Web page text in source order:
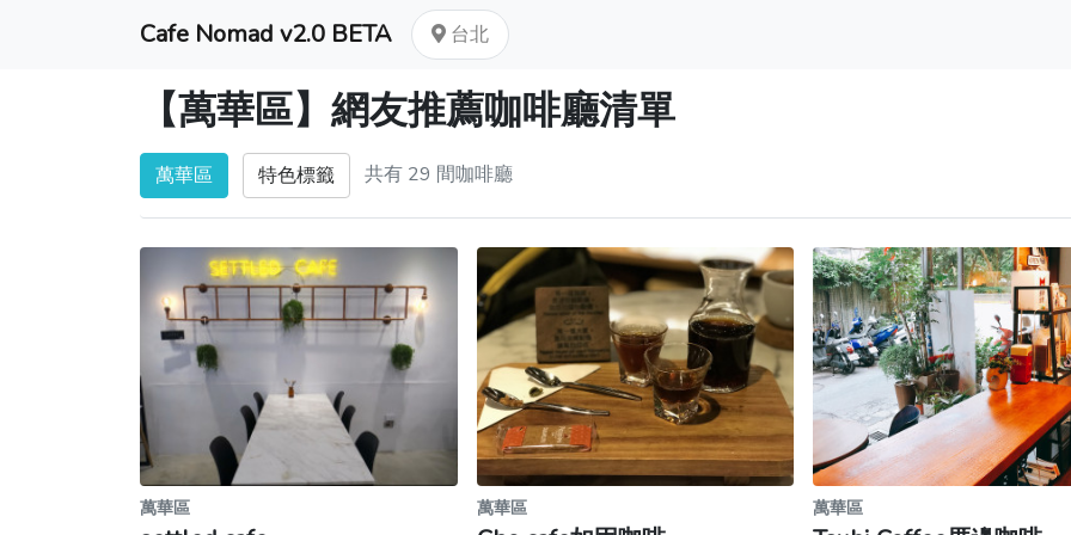
Cafe Nomad v2.0 BETA 台北
【萬華區】網友推薦咖啡廳清單
萬華區 特色標籤 共有 29 間咖啡廳
萬華區 萬華區 萬華區